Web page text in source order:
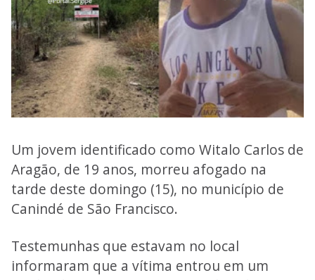
Um jovem identificado como Witalo Carlos de
Aragão, de 19 anos, morreu afogado na
tarde deste domingo (15), no município de
Canindé de São Francisco.
Testemunhas que estavam no local
informaram que a vítima entrou em um